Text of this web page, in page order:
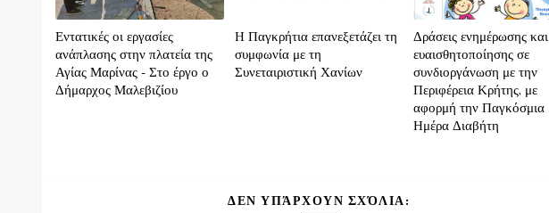
Εντατικές οι εργασίες
ανάπλασης στην πλατεία της
Αγίας Μαρίνας - Στο έργο ο
Δήμαρχος Μαλεβιζίου
H Παγκρήτια επανεξετάζει τη
συμφωνία με τη
Συνεταιριστική Χανίων
Δράσεις ενημέρωσης και
ευαισθητοποίησης σε
συνδιοργάνωση με την
Περιφέρεια Κρήτης, με
αφορμή την Παγκόσμια
Ημέρα Διαβήτη
ΔΕΝ ΥΠΆΡΧΟΥΝ ΣΧΌΛΙΑ: